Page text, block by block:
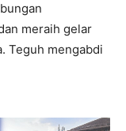
meraih gelar
Teguh mengabdi